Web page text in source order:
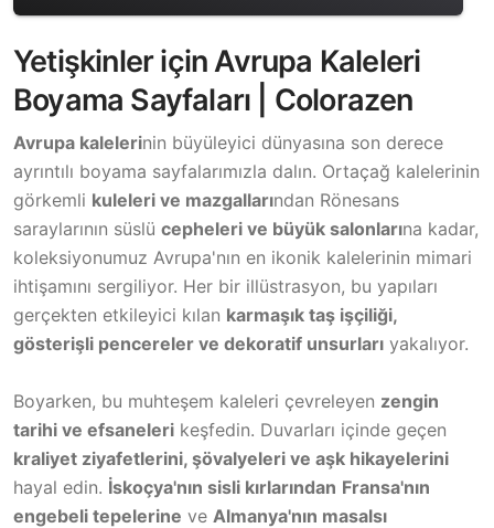
Yetişkinler için Avrupa Kaleleri
Boyama Sayfaları | Colorazen
Avrupa kalelerinin büyüleyici dünyasına son derece
ayrıntılı boyama sayfalarımızla dalın. Ortaçağ kalelerinin
görkemli kuleleri ve mazgallarından Rönesans
saraylarının süslü cepheleri ve büyük salonlarına kadar,
koleksiyonumuz Avrupa'nın en ikonik kalelerinin mimari
ihtişamını sergiliyor. Her bir illüstrasyon, bu yapıları
gerçekten etkileyici kılan karmaşık taş işçiliği,
gösterişli pencereler ve dekoratif unsurları yakalıyor.
Boyarken, bu muhteşem kaleleri çevreleyen zengin
tarihi ve efsaneleri keşfedin. Duvarları içinde geçen
kraliyet ziyafetlerini, şövalyeleri ve aşk hikayelerini
hayal edin. İskoçya'nın sisli kırlarından Fransa'nın
engebeli tepelerine ve Almanya'nın masalsı